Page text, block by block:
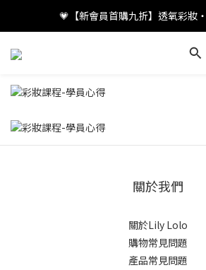
💗【新會員首購九折】透氧彩妝
💗【新會員首購九折】透氧彩妝
加入LINE好友👤領取百
關於我們
關於Lily Lolo
購物常見問題
產品常見問題